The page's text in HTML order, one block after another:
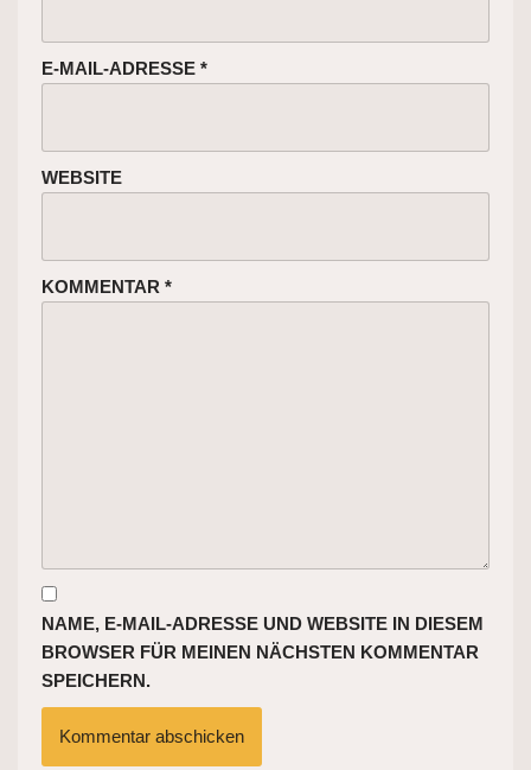
E-MAIL-ADRESSE *
WEBSITE
KOMMENTAR *
NAME, E-MAIL-ADRESSE UND WEBSITE IN DIESEM
BROWSER FÜR MEINEN NÄCHSTEN KOMMENTAR
SPEICHERN.